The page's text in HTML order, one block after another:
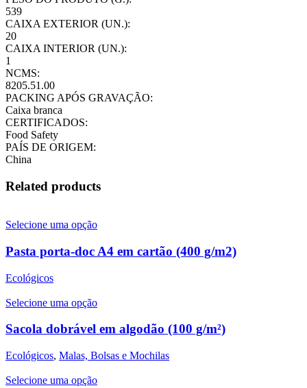
539
CAIXA EXTERIOR (UN.):
20
CAIXA INTERIOR (UN.):
1
NCMS:
8205.51.00
PACKING APÓS GRAVAÇÃO:
Caixa branca
CERTIFICADOS:
Food Safety
PAÍS DE ORIGEM:
China
Related products
Selecione uma opção
Pasta porta-doc A4 em cartão (400 g/m2)
Ecológicos
Selecione uma opção
Sacola dobrável em algodão (100 g/m²)
Ecológicos, Malas, Bolsas e Mochilas
Selecione uma opção